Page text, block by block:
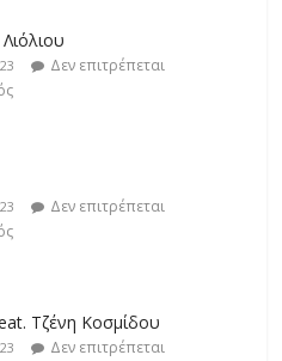
Δεν επιτρέπεται
Τζένη Κοσμίδου
Δεν επιτρέπεται
Μαλλάς
Δεν επιτρέπεται